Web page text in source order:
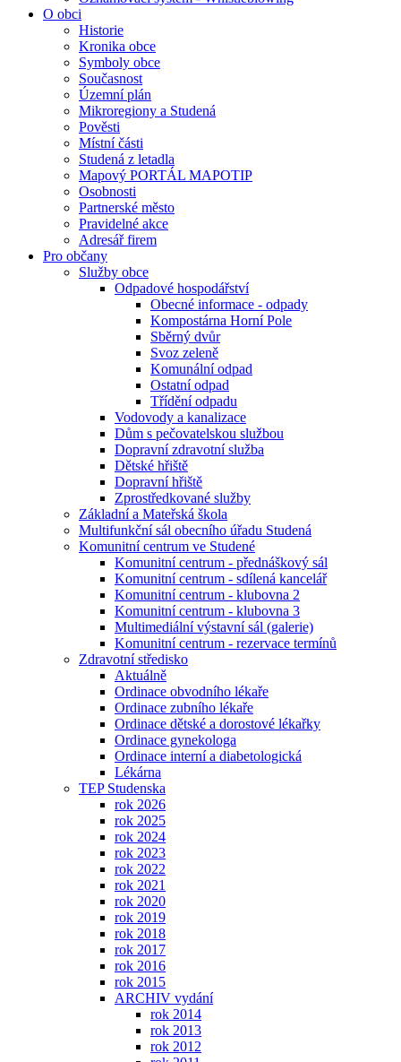
O obci
Historie
Kronika obce
Symboly obce
Současnost
Územní plán
Mikroregiony a Studená
Pověsti
Místní části
Studená z letadla
Mapový PORTÁL MAPOTIP
Osobnosti
Partnerské město
Pravidelné akce
Adresář firem
Pro občany
Služby obce
Odpadové hospodářství
Obecné informace - odpady
Kompostárna Horní Pole
Sběrný dvůr
Svoz zeleně
Komunální odpad
Ostatní odpad
Třídění odpadu
Vodovody a kanalizace
Dům s pečovatelskou službou
Dopravní zdravotní služba
Dětské hřiště
Dopravní hřiště
Zprostředkované služby
Základní a Mateřská škola
Multifunkční sál obecního úřadu Studená
Komunitní centrum ve Studené
Komunitní centrum - přednáškový sál
Komunitní centrum - sdílená kancelář
Komunitní centrum - klubovna 2
Komunitní centrum - klubovna 3
Multimediální výstavní sál (galerie)
Komunitní centrum - rezervace termínů
Zdravotní středisko
Aktuálně
Ordinace obvodního lékaře
Ordinace zubního lékaře
Ordinace dětské a dorostové lékařky
Ordinace gynekologa
Ordinace interní a diabetologická
Lékárna
TEP Studenska
rok 2026
rok 2025
rok 2024
rok 2023
rok 2022
rok 2021
rok 2020
rok 2019
rok 2018
rok 2017
rok 2016
rok 2015
ARCHIV vydání
rok 2014
rok 2013
rok 2012